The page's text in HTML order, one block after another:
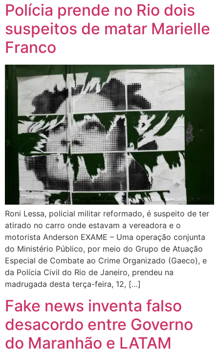
Polícia prende no Rio dois
suspeitos de matar Marielle
Franco
Roni Lessa, policial militar reformado, é suspeito de ter
atirado no carro onde estavam a vereadora e o
motorista Anderson EXAME – Uma operação conjunta
do Ministério Público, por meio do Grupo de Atuação
Especial de Combate ao Crime Organizado (Gaeco), e
da Polícia Civil do Rio de Janeiro, prendeu na
madrugada desta terça-feira, 12, […]
Fake news inventa falso
desacordo entre Governo
do Maranhão e LATAM